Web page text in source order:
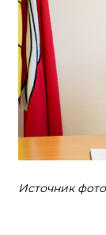
Источник